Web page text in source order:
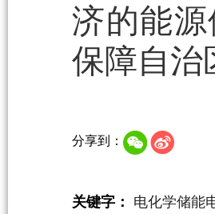
济的能
保障自治
分享到：
关键字： 电化学储能